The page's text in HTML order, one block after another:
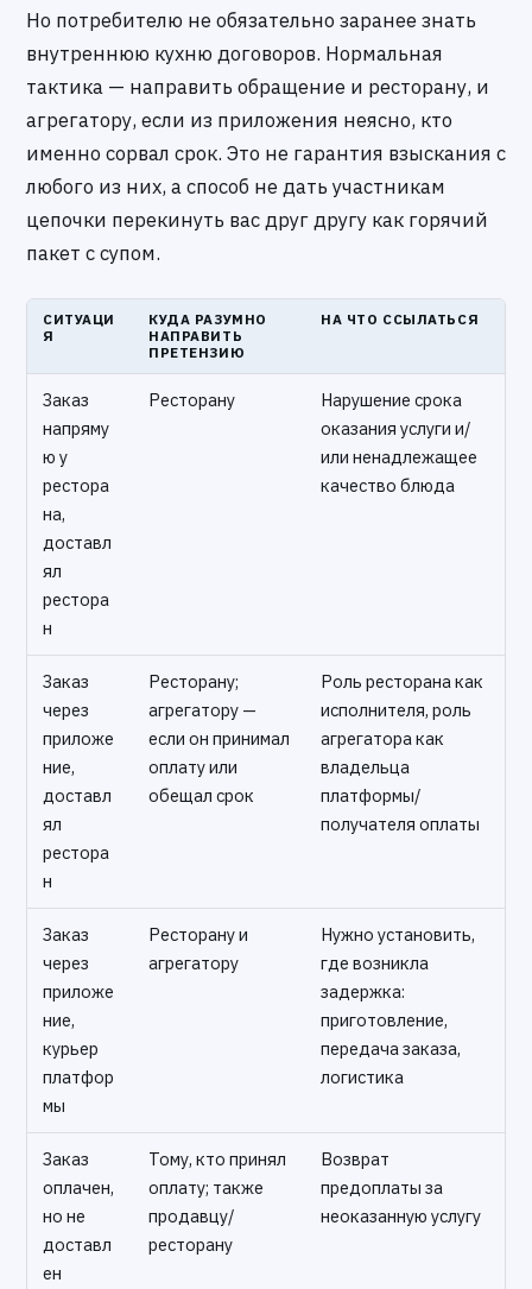
Но потребителю не обязательно заранее знать
внутреннюю кухню договоров. Нормальная
тактика — направить обращение и ресторану, и
агрегатору, если из приложения неясно, кто
именно сорвал срок. Это не гарантия взыскания с
любого из них, а способ не дать участникам
цепочки перекинуть вас друг другу как горячий
пакет с супом.
СИТУАЦИ
Я
КУДА РАЗУМНО
НАПРАВИТЬ
ПРЕТЕНЗИЮ
НА ЧТО ССЫЛАТЬСЯ
Заказ
напряму
ю у
рестора
на,
доставл
ял
рестора
н
Ресторану
Нарушение срока
оказания услуги и/
или ненадлежащее
качество блюда
Заказ
через
приложе
ние,
доставл
ял
рестора
н
Ресторану;
агрегатору —
если он принимал
оплату или
обещал срок
Роль ресторана как
исполнителя, роль
агрегатора как
владельца
платформы/
получателя оплаты
Заказ
через
приложе
ние,
курьер
платфор
мы
Ресторану и
агрегатору
Нужно установить,
где возникла
задержка:
приготовление,
передача заказа,
логистика
Заказ
оплачен,
но не
доставл
ен
Тому, кто принял
оплату; также
продавцу/
ресторану
Возврат
предоплаты за
неоказанную услугу